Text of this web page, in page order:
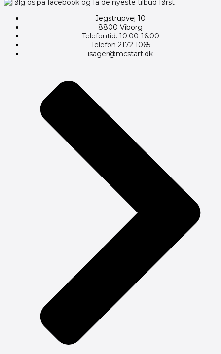
Jegstrupvej 10
8800 Viborg
Telefontid: 10:00-16:00
Telefon 2172 1065
isager@mcstart.dk